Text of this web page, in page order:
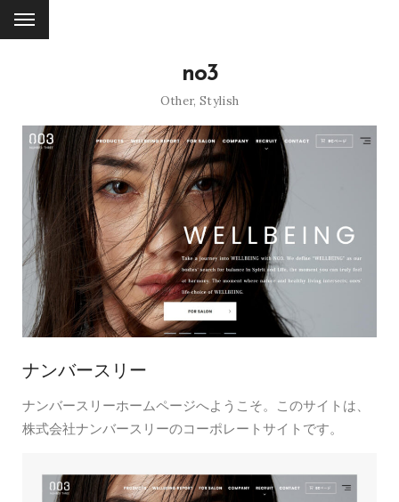
no3
Other, Stylish
ナンバースリー
ナンバースリーホームページへようこそ。このサイトは、
株式会社ナンバースリーのコーポレートサイトです。